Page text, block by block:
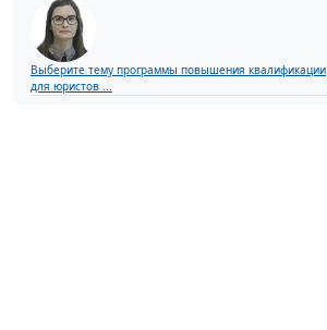
Выберите тему программы повышения квалификации
для юристов ...